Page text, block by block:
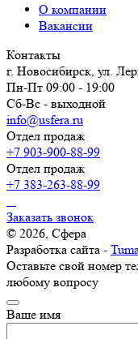
О компании
Вакансии
Контакты
г. Новосибирск, ул.
Пн-Пт 09:00 - 19:00
Сб-Вс - выходной
info@usfera.ru
Отдел продаж
+7 903-900-88-99
Отдел продаж
+7 383-263-88-99
Заказать звонок
© 2026, Сфера
Разработка сайта -
Оставьте свой номер
любому вопросу
Ваше имя